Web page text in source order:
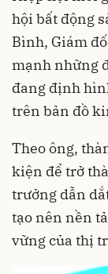
hội bất động
Bình, Giám
mạnh những
đang định
trên bản đồ
Theo ông,
kiện để trở
trưởng dẫn
tạo nên nền
vững của thị